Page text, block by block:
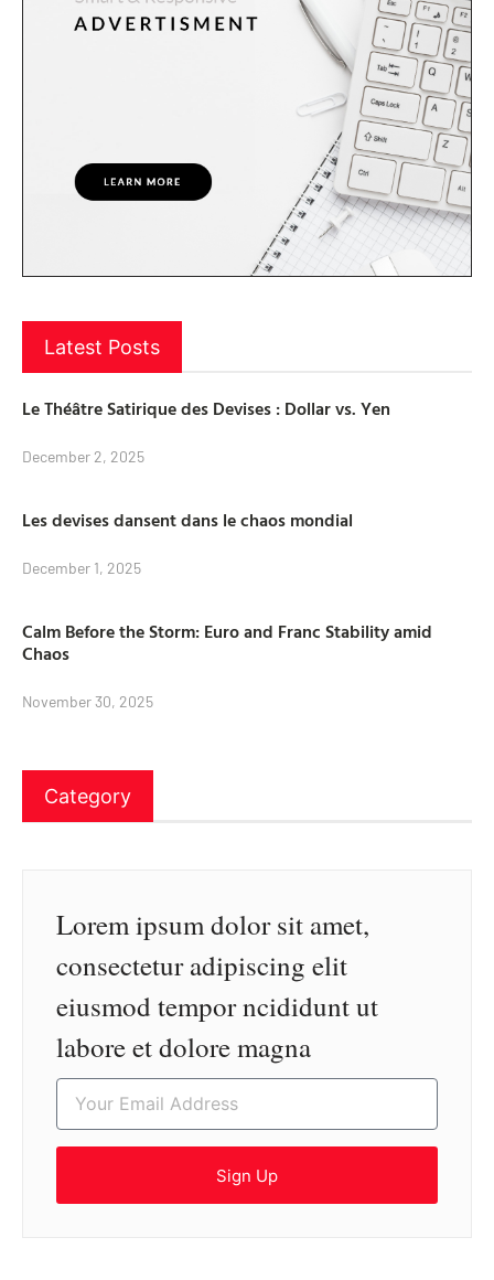
Latest Posts
Le Théâtre Satirique des Devises : Dollar vs. Yen
December 2, 2025
Les devises dansent dans le chaos mondial
December 1, 2025
Calm Before the Storm: Euro and Franc Stability amid
Chaos
November 30, 2025
Category
Lorem ipsum dolor sit amet,
consectetur adipiscing elit
eiusmod tempor ncididunt ut
labore et dolore magna
Sign Up